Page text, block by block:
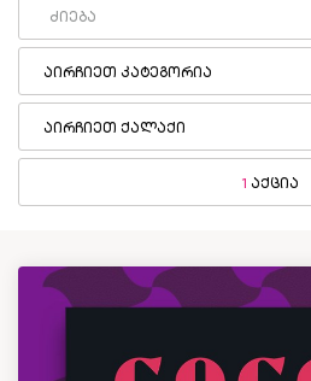
აირჩიეთ კატეგორია
აირჩიეთ ქალაქი
1 აქცია